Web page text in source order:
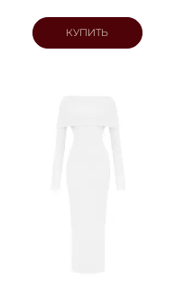
КУПИТЬ